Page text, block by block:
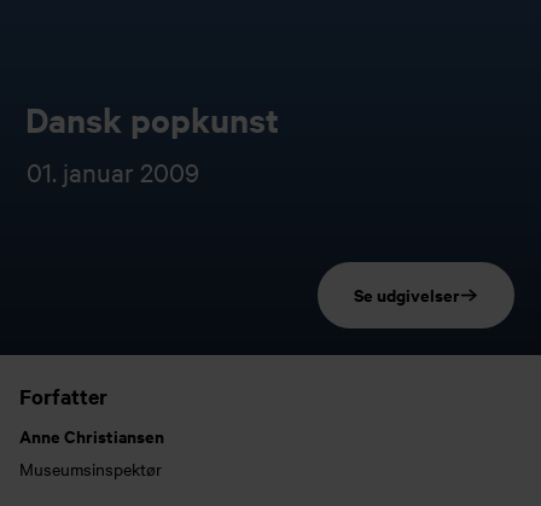
Dansk popkunst
01. januar 2009
Se udgivelser
Forfatter
Anne Christiansen
Museumsinspektør